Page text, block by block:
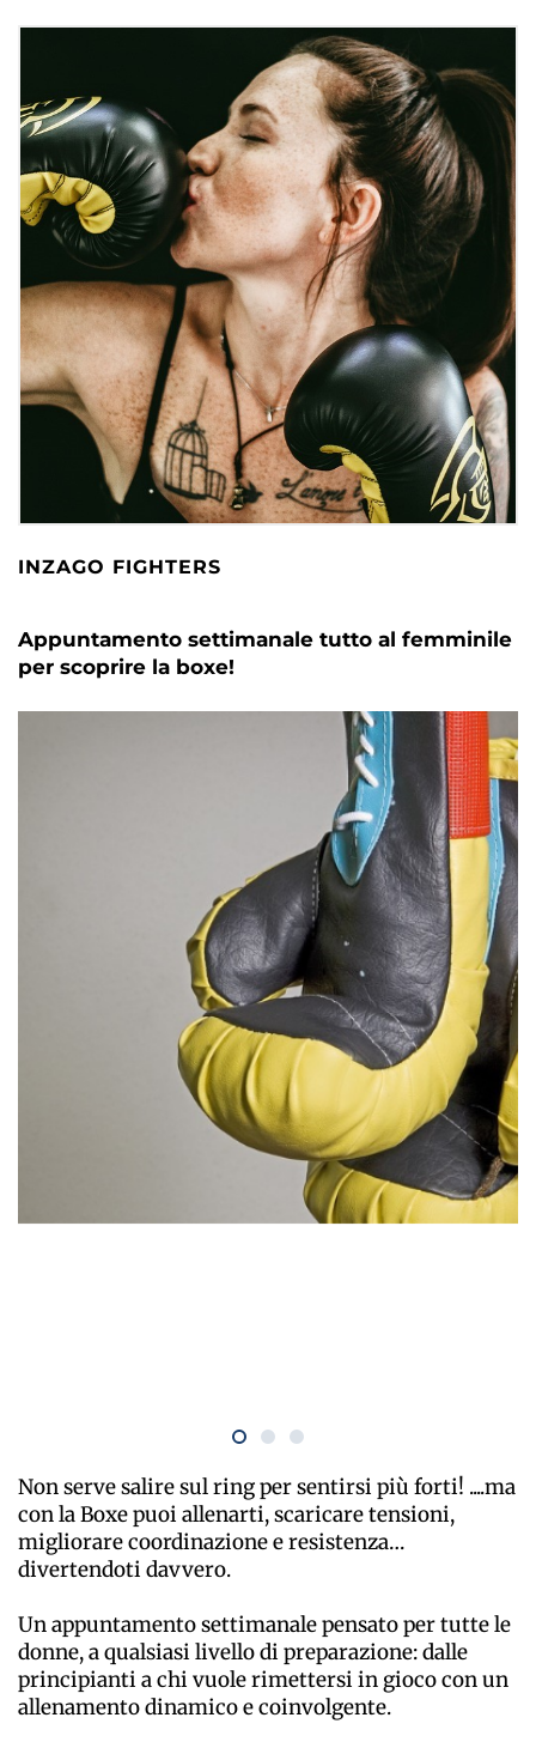
INZAGO FIGHTERS
Appuntamento settimanale tutto al femminile
per scoprire la boxe!
Non serve salire sul ring per sentirsi più forti! ....ma
con la Boxe puoi allenarti, scaricare tensioni,
migliorare coordinazione e resistenza…
divertendoti davvero.
Un appuntamento settimanale pensato per tutte le
donne, a qualsiasi livello di preparazione: dalle
principianti a chi vuole rimettersi in gioco con un
allenamento dinamico e coinvolgente.